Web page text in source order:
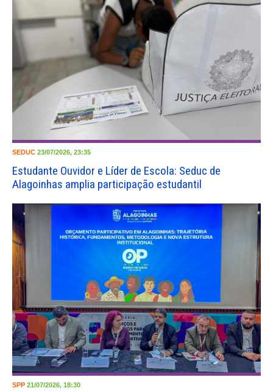
SEDUC 23/07/2026, 23:35
Estudante Ouvidor e Líder de Escola: Seduc de
Alagoinhas amplia participação estudantil
SPP 21/07/2026, 18:30